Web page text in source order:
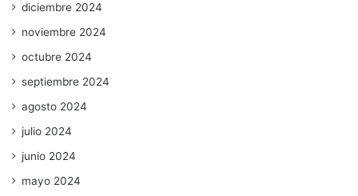
diciembre 2024
noviembre 2024
octubre 2024
septiembre 2024
agosto 2024
julio 2024
junio 2024
mayo 2024